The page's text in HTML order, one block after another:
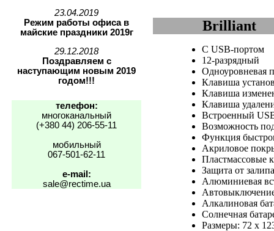
23.04.2019
Режим работы офиса в
майские праздники 2019г
29.12.2018
Поздравляем с
наступающим новым 2019
годом!!!
телефон:
многоканальный
(+380 44) 206-55-11
мобильный
067-501-62-11
e-mail:
sale@rectime.ua
Brilliant
С USB-портом
12-разрядный
Одноуровневая
Клавиша
Клавиша
Клавиша
Встроенный
Возможность
Функция
Акриловое
Пластмассовые
Защита от
Алюминиевая
Алкалиновая
Солнечная
Размеры: 72 x